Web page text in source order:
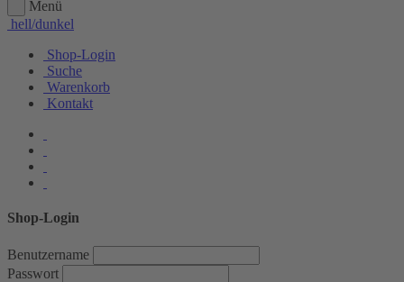
Menü
hell/dunkel
Shop-Login
Suche
Warenkorb
Kontakt
Shop-Login
Benutzername
Passwort